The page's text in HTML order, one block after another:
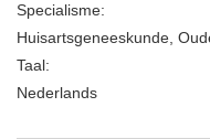
Specialisme:
Huisartsgeneeskunde,
Taal:
Nederlands